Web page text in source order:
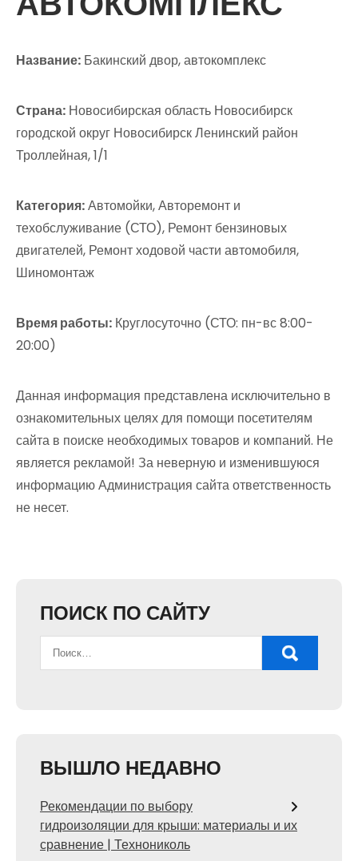
Название: Бакинский двор, автокомплекс
Страна: Новосибирская область Новосибирск
городской округ Новосибирск Ленинский район
Троллейная, 1/1
Категория:Автомойки, Авторемонт и
техобслуживание (СТО), Ремонт бензиновых
двигателей, Ремонт ходовой части автомобиля,
Шиномонтаж
Время работы: Круглосуточно (СТО: пн-вс 8:00-
20:00)
Данная информация представлена исключительно в
ознакомительных целях для помощи посетителям
сайта в поиске необходимых товаров и компаний. Не
является рекламой! За неверную и изменившуюся
информацию Администрация сайта ответственность
не несет.
ПОИСК ПО САЙТУ
ВЫШЛО НЕДАВНО
Рекомендации по выбору
гидроизоляции для крыши: материалы и их
сравнение | Технониколь